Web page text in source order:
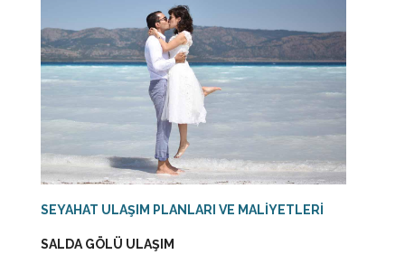
SEYAHAT ULAŞIM PLANLARI VE MALİYETLERİ
SALDA GÖLÜ ULAŞIM